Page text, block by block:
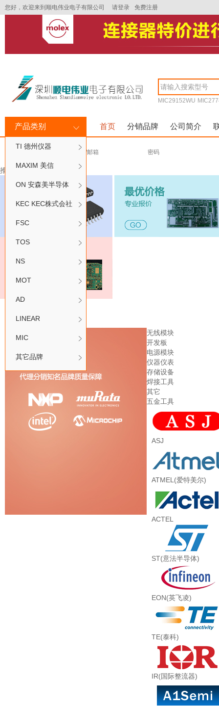
您好，欢迎来到顺电伟业电子有限公司 请登录 免费注册
MIC29152WU
产品类别
TI 德州仪器
MAXIM 美信
ON 安森美半导体
KEC KEC株式会社
FSC
TOS
NS
MOT
AD
LINEAR
MIC
其它品牌
首页 分销品牌 公司简介
推荐活动
代理品牌
无线模块
开发板
电源模块
仪器仪表
存储设备
焊接工具
其它
五金工具
ASJ
ATMEL(爱特美尔)
ACTEL
ST(意法半导体)
EON(英飞凌)
TE(泰科)
IR(国际整流器)